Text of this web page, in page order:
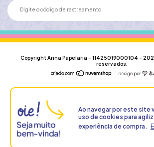
Ao navegar por este site
uso de cookies para
experiência de compra.
Copyright Anna Papelaria - 11425019000104 -
reservados.